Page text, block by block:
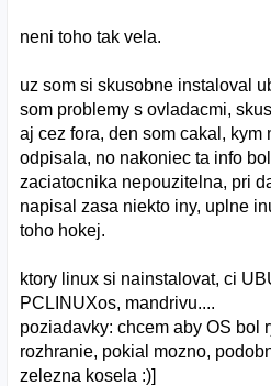
neni toho tak vela.
uz som si skusobne instaloval
som problemy s ovladacmi,
aj cez fora, den som cakal, kym
odpisala, no nakoniec ta info
zaciatocnika nepouzitelna, pri
napisal zasa niekto iny, uplne
toho hokej.
ktory linux si nainstalovat, ci
PCLINUXos, mandrivu....
poziadavky: chcem aby OS bol
rozhranie, pokial mozno,
zelezna kosela :)]